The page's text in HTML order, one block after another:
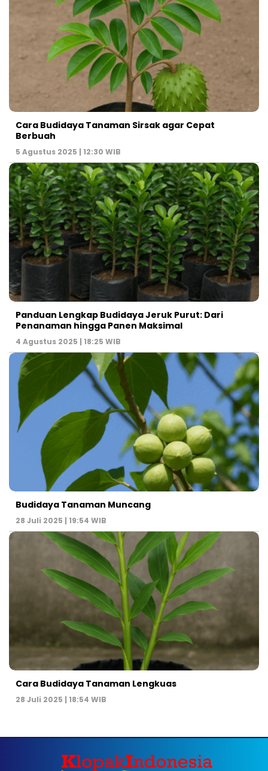
Cara Budidaya Tanaman Sirsak agar Cepat
Berbuah
5 Agustus 2025 | 12:30 WIB
Panduan Lengkap Budidaya Jeruk Purut: Dari
Penanaman hingga Panen Maksimal
4 Agustus 2025 | 18:25 WIB
Budidaya Tanaman Muncang
28 Juli 2025 | 19:54 WIB
Cara Budidaya Tanaman Lengkuas
28 Juli 2025 | 18:54 WIB